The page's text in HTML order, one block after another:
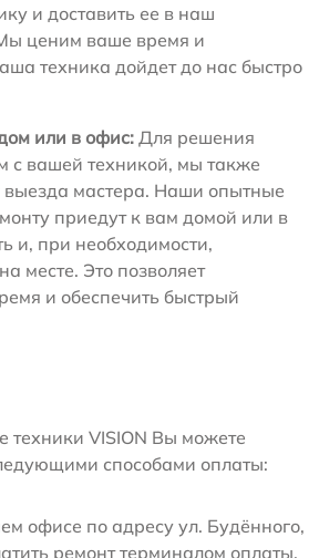
и доставить ее в наш
ценим ваше время и
техника дойдет до нас быстро
или в офис: Для решения
с вашей техникой, мы также
выезда мастера. Наши опытные
приедут к вам домой или в
и, при необходимости,
месте. Это позволяет
и обеспечить быстрый
техники VISION Вы можете
способами оплаты:
офисе по адресу ул. Будённого,
ремонт терминалом оплаты,